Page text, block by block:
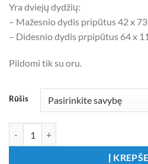
Yra dviejų dydžių:
– Mažesnio dydis pripūtus 42 x 73
– Didesnio dydis prpipūtus 64 x
Pildomi tik su oru.
Rūšis
Į